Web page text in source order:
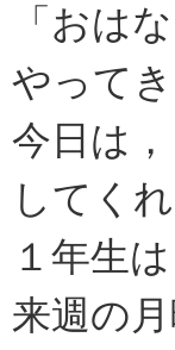
「おは
やって
今日は
してく
１年生
来週の